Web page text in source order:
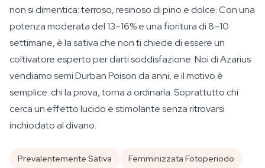
non si dimentica: terroso, resinoso di pino e dolce. Con una
potenza moderata del 13–16% e una fioritura di 8–10
settimane, è la sativa che non ti chiede di essere un
coltivatore esperto per darti soddisfazione. Noi di Azarius
vendiamo semi Durban Poison da anni, e il motivo è
semplice: chi la prova, torna a ordinarla. Soprattutto chi
cerca un effetto lucido e stimolante senza ritrovarsi
inchiodato al divano.
Prevalentemente Sativa
Femminizzata Fotoperiodo